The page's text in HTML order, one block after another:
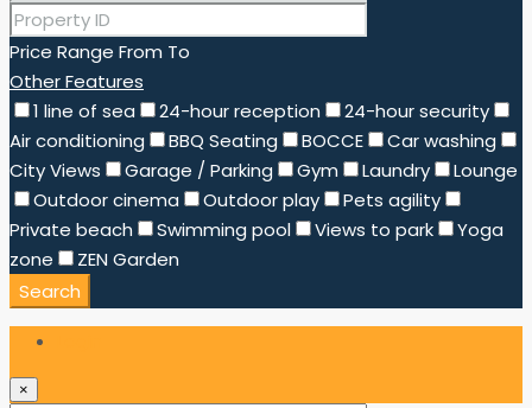
Price Range From To
Other Features
1 line of sea
24-hour reception
24-hour security
Air conditioning
BBQ Seating BOCCE
Car washing
City Views
Garage / Parking Gym Laundry
Lounge
Outdoor cinema
Outdoor play
Pets agility
Private beach
Swimming pool Views to park
Yoga
zone
ZEN Garden
Search
×